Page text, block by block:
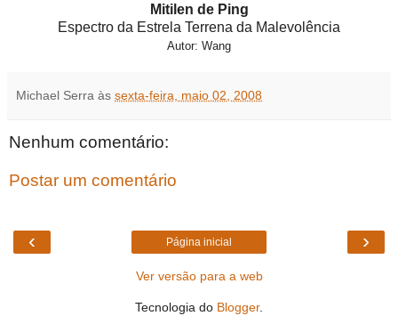
Mitilen de Ping
Espectro da Estrela Terrena da Malevolência
Autor: Wang
Michael Serra às sexta-feira, maio 02, 2008
Nenhum comentário:
Postar um comentário
‹ ›
Página inicial
Ver versão para a web
Tecnologia do Blogger.